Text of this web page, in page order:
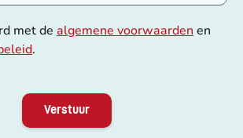
met de algemene voorwaarden en
.
Verstuur